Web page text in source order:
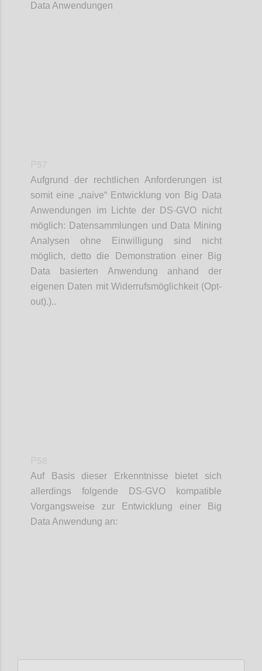
Data Anwendungen
Aufgrund der rechtlichen Anforderungen ist
somit eine „naive“ Entwicklung von Big Data
Anwendungen im Lichte der DS-GVO nicht
möglich: Datensammlungen und Data Mining
Analysen ohne Einwilligung sind nicht
möglich, detto die Demonstration einer Big
Data basierten Anwendung anhand der
eigenen Daten mit Widerrufsmöglichkeit (Opt-
out).)..
Auf Basis dieser Erkenntnisse bietet sich
allerdings folgende DS-GVO kompatible
Vorgangsweise zur Entwicklung einer Big
Data Anwendung an: